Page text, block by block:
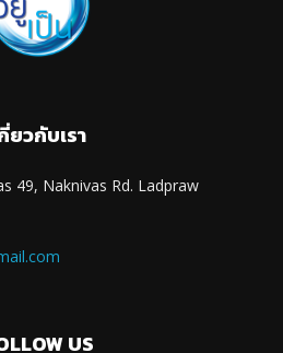
ยวกับเรา
49, Naknivas Rd. Ladpraw
US